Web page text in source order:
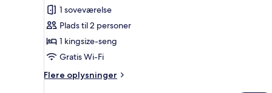
Junior-
suite
-
1
kingsize-
seng
anmeldelse)
1 soveværelse
Plads til 2 personer
1 kingsize-seng
Gratis Wi-Fi
Flere oplysninger
Flere